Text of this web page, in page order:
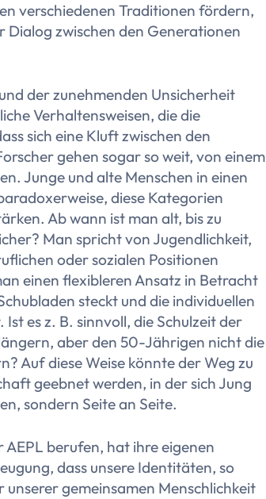
verschiedenen Traditionen fördern,
Dialog zwischen den Generationen
der zunehmenden Unsicherheit
Verhaltensweisen, die die
sich eine Kluft zwischen den
gehen sogar so weit, von einem
Junge und alte Menschen in einen
diese Kategorien
Ab wann ist man alt, bis zu
Man spricht von Jugendlichkeit,
oder sozialen Positionen
einen flexibleren Ansatz in Betracht
steckt und die individuellen
es z. B. sinnvoll, die Schulzeit der
aber den 50-Jährigen nicht die
Auf diese Weise könnte der Weg zu
geebnet werden, in der sich Jung
sondern Seite an Seite.
berufen, hat ihre eigenen
dass unsere Identitäten, so
gemeinsamen Menschlichkeit